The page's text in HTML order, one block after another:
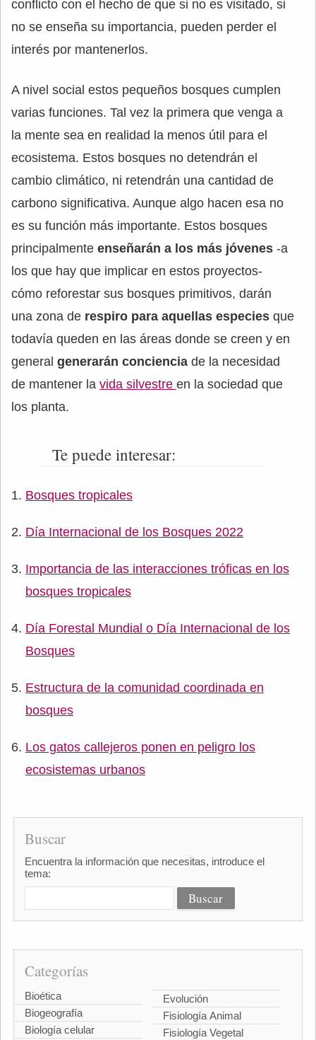
conflicto con el hecho de que si no es visitado, si
no se enseña su importancia, pueden perder el
interés por mantenerlos.
A nivel social estos pequeños bosques cumplen
varias funciones. Tal vez la primera que venga a
la mente sea en realidad la menos útil para el
ecosistema. Estos bosques no detendrán el
cambio climático, ni retendrán una cantidad de
carbono significativa. Aunque algo hacen esa no
es su función más importante. Estos bosques
principalmente enseñarán a los más jóvenes -a
los que hay que implicar en estos proyectos-
cómo reforestar sus bosques primitivos, darán
una zona de respiro para aquellas especies que
todavía queden en las áreas donde se creen y en
general generarán conciencia de la necesidad
de mantener la vida silvestre en la sociedad que
los planta.
Te puede interesar:
Bosques tropicales
Día Internacional de los Bosques 2022
Importancia de las interacciones tróficas en los
bosques tropicales
Día Forestal Mundial o Día Internacional de los
Bosques
Estructura de la comunidad coordinada en
bosques
Los gatos callejeros ponen en peligro los
ecosistemas urbanos
Buscar
Encuentra la información que necesitas, introduce el
tema:
Categorías
Bioética
Biogeografía
Biología celular
Evolución
Fisiología Animal
Fisiología Vegetal